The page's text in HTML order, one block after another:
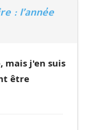
: l'année
mais j'en suis
être